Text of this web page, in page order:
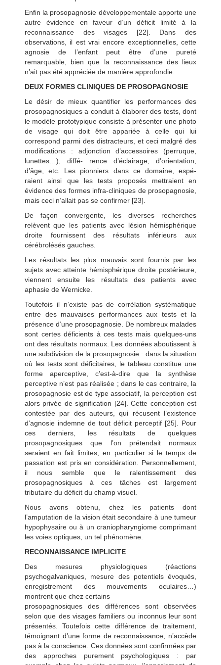
Enfin la prosopagnosie développementale apporte une
autre évidence en faveur d’un déficit limité à la
reconnaissance des visages [22]. Dans des
observations, il est vrai encore exceptionnelles, cette
agnosie de l’enfant peut être d’une pureté
remarquable, bien que la reconnaissance des lieux
n’ait pas été appréciée de manière approfondie.
DEUX FORMES CLINIQUES DE PROSOPAGNOSIE
Le désir de mieux quantifier les performances des
prosopagnosiques a conduit à élaborer des tests, dont
le modèle prototypique consiste à présenter une photo
de visage qui doit être appariée à celle qui lui
correspond parmi des distracteurs, et ceci malgré des
modifications : adjonction d’accessoires (perruque,
lunettes…), diffé- rence d’éclairage, d’orientation,
d’âge, etc. Les pionniers dans ce domaine, espé-
raient ainsi que les tests proposés mettraient en
évidence des formes infra-cliniques de prosopagnosie,
mais ceci n’allait pas se confirmer [23].
De façon convergente, les diverses recherches
relèvent que les patients avec lésion hémisphérique
droite fournissent des résultats inférieurs aux
cérébrolésés gauches.
Les résultats les plus mauvais sont fournis par les
sujets avec atteinte hémisphérique droite postérieure,
viennent ensuite les résultats des patients avec
aphasie de Wernicke.
Toutefois il n’existe pas de corrélation systématique
entre des mauvaises performances aux tests et la
présence d’une prosopagnosie. De nombreux malades
sont certes déficients à ces tests mais quelques-uns
ont des résultats normaux. Les données aboutissent à
une subdivision de la prosopagnosie : dans la situation
où les tests sont déficitaires, le tableau constitue une
forme aperceptive, c’est-à-dire que la synthèse
perceptive n’est pas réalisée ; dans le cas contraire, la
prosopagnosie est de type associatif, la perception est
alors privée de signification [24]. Cette conception est
contestée par des auteurs, qui récusent l’existence
d’agnosie indemne de tout déficit perceptif [25]. Pour
ces derniers, les résultats de quelques
prosopagnosiques que l’on prétendait normaux
seraient en fait limites, en particulier si le temps de
passation est pris en considération. Personnellement,
il nous semble que le ralentissement des
prosopagnosiques à ces tâches est largement
tributaire du déficit du champ visuel.
Nous avons obtenu, chez les patients dont
l’amputation de la vision était secondaire à une tumeur
hypophysaire ou à un craniopharyngiome comprimant
les voies optiques, un tel phénomène.
RECONNAISSANCE IMPLICITE
Des mesures physiologiques (réactions
psychogalvaniques, mesure des potentiels évoqués,
enregistrement des mouvements oculaires…)
montrent que chez certains
prosopagnosiques des différences sont observées
selon que des visages familiers ou inconnus leur sont
présentés. Toutefois cette différence de traitement,
témoignant d’une forme de reconnaissance, n’accède
pas à la conscience. Ces données sont confirmées par
des approches purement psychologiques : par